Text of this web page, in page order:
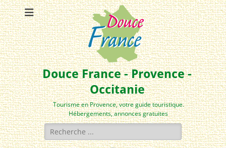
Douce France - Provence -
Occitanie
Tourisme en Provence, votre guide touristique.
Hébergements, annonces gratuites
Rechercher :